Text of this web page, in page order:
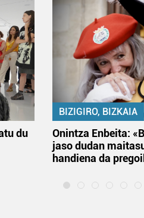
du
BIZIGIRO, BIZKAIA
Onintza Enbeita:
jaso dudan
handiena da